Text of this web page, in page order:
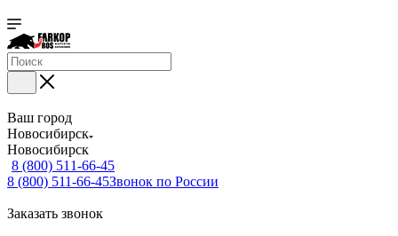
Ваш город
Новосибирск
Новосибирск
8 (800) 511-66-45
8 (800) 511-66-45Звонок по России
Заказать звонок